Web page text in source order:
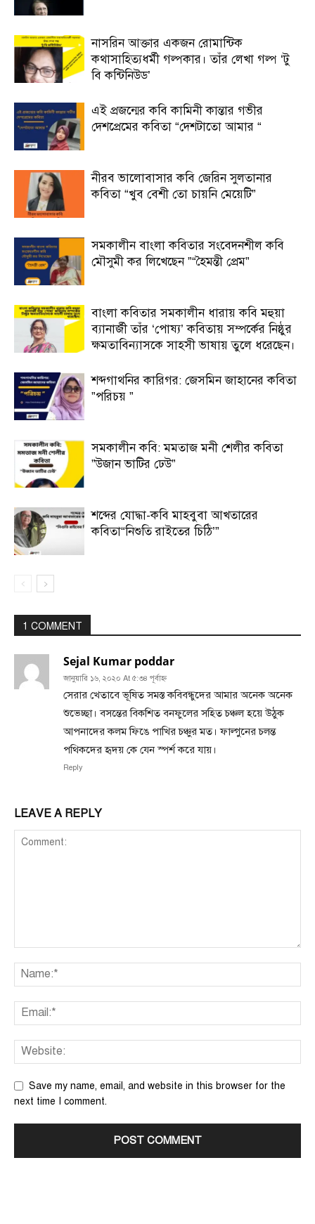
নাসরিন আক্তার একজন রোমান্টিক
কথাসাহিত্যধর্মী গল্পকার। তাঁর লেখা গল্প ‘টু
বি কন্টিনিউড’
এই প্রজন্মের কবি কামিনী কান্তার গভীর
দেশপ্রেমের কবিতা “দেশটাতো আমার “
নীরব ভালোবাসার কবি জেরিন সুলতানার
কবিতা “খুব বেশী তো চায়নি মেয়েটি”
সমকালীন বাংলা কবিতার সংবেদনশীল কবি
মৌসুমী কর লিখেছেন ”“হৈমন্তী প্রেম”
বাংলা কবিতার সমকালীন ধারায় কবি মহুয়া
ব্যানার্জী তাঁর ‘পোষ্য’ কবিতায় সম্পর্কের নিষ্ঠুর
ক্ষমতাবিন্যাসকে সাহসী ভাষায় তুলে ধরেছেন।
শব্দগাথনির কারিগর: জেসমিন জাহানের কবিতা
”পরিচয় ”
সমকালীন কবি: মমতাজ মনী শেলীর কবিতা
”উজান ভাটির ঢেউ”
শব্দের যোদ্ধা-কবি মাহবুবা আখতারের
কবিতা“নিশুতি রাইতের চিঠি’”
1 COMMENT
Sejal Kumar poddar
জানুয়ারি ১৬, ২০২০ At ৫:৩৪ পূর্বাহ্ণ
সেরার খেতাবে ভূষিত সমস্ত কবিবন্ধুদের আমার অনেক অনেক
শুভেচ্ছা। বসন্তের বিকশিত বনফুলের সহিত চঞ্চল হয়ে উঠুক
আপনাদের কলম ফিঙে পাখির চঞ্চুর মত। ফাল্গুনের চলন্ত
পথিকদের হৃদয় কে যেন স্পর্শ করে যায়।
Reply
LEAVE A REPLY
Save my name, email, and website in this browser for the
next time I comment.